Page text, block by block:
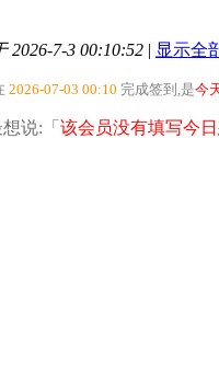
2026-7-3 00:10:52 | 显示全
2026-07-03 00:10 完成签到,是今
说:「 该会员没有填写今